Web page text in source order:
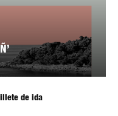
de ida